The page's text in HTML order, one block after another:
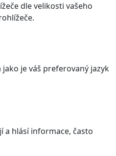
dle velikosti vašeho
je váš preferovaný jazyk
a hlásí informace, často